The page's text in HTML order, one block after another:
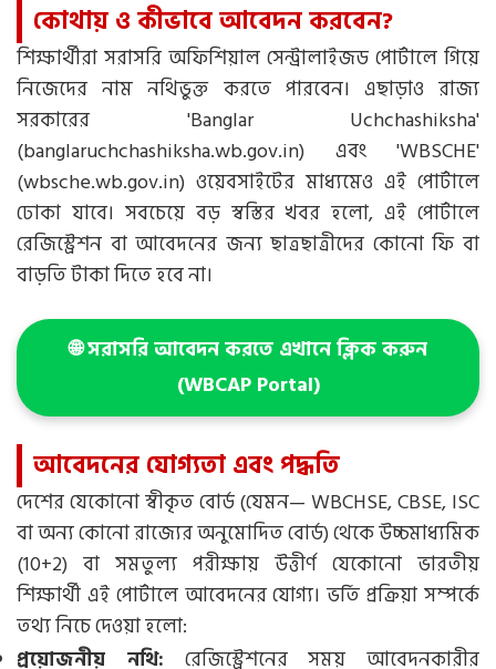
কোথায় ও কীভাবে আবেদন করবেন?
শিক্ষার্থীরা সরাসরি অফিশিয়াল সেন্ট্রালাইজড পোর্টালে গিয়ে
নিজেদের নাম নথিভুক্ত করতে পারবেন। এছাড়াও রাজ্য
সরকারের 'Banglar Uchchashiksha'
(banglaruchchashiksha.wb.gov.in) এবং 'WBSCHE'
(wbsche.wb.gov.in) ওয়েবসাইটের মাধ্যমেও এই পোর্টালে
ঢোকা যাবে। সবচেয়ে বড় স্বস্তির খবর হলো, এই পোর্টালে
রেজিস্ট্রেশন বা আবেদনের জন্য ছাত্রছাত্রীদের কোনো ফি বা
বাড়তি টাকা দিতে হবে না।
🌐 সরাসরি আবেদন করতে এখানে ক্লিক করুন
(WBCAP Portal)
আবেদনের যোগ্যতা এবং পদ্ধতি
দেশের যেকোনো স্বীকৃত বোর্ড (যেমন— WBCHSE, CBSE, ISC
বা অন্য কোনো রাজ্যের অনুমোদিত বোর্ড) থেকে উচ্চমাধ্যমিক
(10+2) বা সমতুল্য পরীক্ষায় উত্তীর্ণ যেকোনো ভারতীয়
শিক্ষার্থী এই পোর্টালে আবেদনের যোগ্য। ভর্তি প্রক্রিয়া সম্পর্কে
তথ্য নিচে দেওয়া হলো:
প্রয়োজনীয় নথি: রেজিস্ট্রেশনের সময় আবেদনকারীর